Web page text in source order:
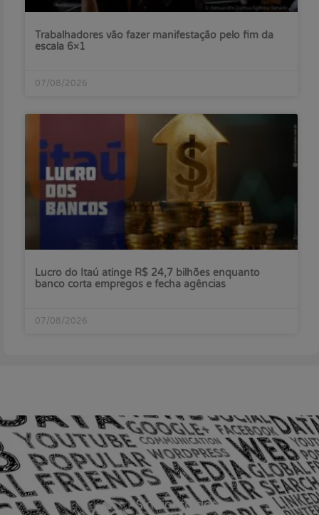
Trabalhadores vão fazer manifestação pelo fim da
escala 6×1
07/08/2026
Lucro do Itaú atinge R$ 24,7 bilhões enquanto
banco corta empregos e fecha agências
07/08/2026